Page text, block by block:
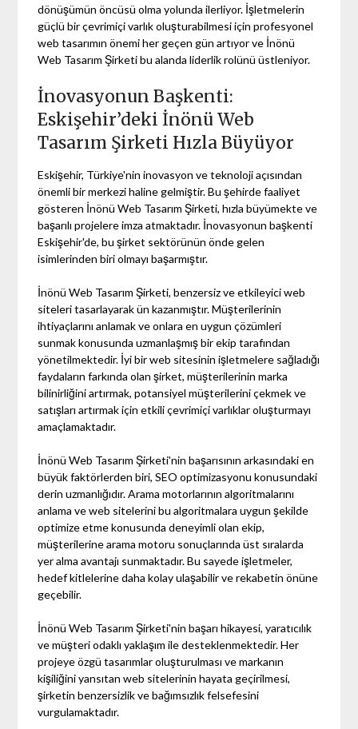
dönüşümün öncüsü olma yolunda ilerliyor. İşletmelerin
güçlü bir çevrimiçi varlık oluşturabilmesi için profesyonel
web tasarımın önemi her geçen gün artıyor ve İnönü
Web Tasarım Şirketi bu alanda liderlik rolünü üstleniyor.
İnovasyonun Başkenti:
Eskişehir’deki İnönü Web
Tasarım Şirketi Hızla Büyüyor
Eskişehir, Türkiye'nin inovasyon ve teknoloji açısından
önemli bir merkezi haline gelmiştir. Bu şehirde faaliyet
gösteren İnönü Web Tasarım Şirketi, hızla büyümekte ve
başarılı projelere imza atmaktadır. İnovasyonun başkenti
Eskişehir'de, bu şirket sektörünün önde gelen
isimlerinden biri olmayı başarmıştır.
İnönü Web Tasarım Şirketi, benzersiz ve etkileyici web
siteleri tasarlayarak ün kazanmıştır. Müşterilerinin
ihtiyaçlarını anlamak ve onlara en uygun çözümleri
sunmak konusunda uzmanlaşmış bir ekip tarafından
yönetilmektedir. İyi bir web sitesinin işletmelere sağladığı
faydaların farkında olan şirket, müşterilerinin marka
bilinirliğini artırmak, potansiyel müşterilerini çekmek ve
satışları artırmak için etkili çevrimiçi varlıklar oluşturmayı
amaçlamaktadır.
İnönü Web Tasarım Şirketi'nin başarısının arkasındaki en
büyük faktörlerden biri, SEO optimizasyonu konusundaki
derin uzmanlığıdır. Arama motorlarının algoritmalarını
anlama ve web sitelerini bu algoritmalara uygun şekilde
optimize etme konusunda deneyimli olan ekip,
müşterilerine arama motoru sonuçlarında üst sıralarda
yer alma avantajı sunmaktadır. Bu sayede işletmeler,
hedef kitlelerine daha kolay ulaşabilir ve rekabetin önüne
geçebilir.
İnönü Web Tasarım Şirketi'nin başarı hikayesi, yaratıcılık
ve müşteri odaklı yaklaşım ile desteklenmektedir. Her
projeye özgü tasarımlar oluşturulması ve markanın
kişiliğini yansıtan web sitelerinin hayata geçirilmesi,
şirketin benzersizlik ve bağımsızlık felsefesini
vurgulamaktadır.